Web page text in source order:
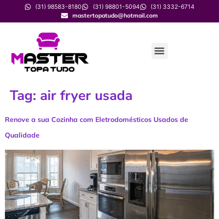
(31) 98583-8180 (31) 98801-5094
(31) 3332-6714
mastertopatudo@hotmail.com
Tag: air fryer usada
Renove a sua Cozinha com Eletrodomésticos Usados de
Qualidade